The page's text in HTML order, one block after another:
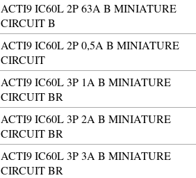
ACTI9 IC60L 2P 63A B MINIATURE
CIRCUIT B
ACTI9 IC60L 2P 0,5A B MINIATURE
CIRCUIT
ACTI9 IC60L 3P 1A B MINIATURE
CIRCUIT BR
ACTI9 IC60L 3P 2A B MINIATURE
CIRCUIT BR
ACTI9 IC60L 3P 3A B MINIATURE
CIRCUIT BR